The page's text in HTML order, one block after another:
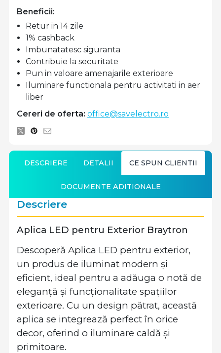
Beneficii:
Retur in 14 zile
1% cashback
Imbunatatesc siguranta
Contribuie la securitate
Pun in valoare amenajarile exterioare
Iluminare functionala pentru activitati in aer
liber
Cereri de oferta: office@savelectro.ro
DESCRIERE DETALII CE SPUN CLIENTII
DOCUMENTE ADITIONALE
Descriere
Aplica LED pentru Exterior Braytron
Descoperă Aplica LED pentru exterior,
un produs de iluminat modern și
eficient, ideal pentru a adăuga o notă de
eleganță și funcționalitate spațiilor
exterioare. Cu un design pătrat, această
aplica se integrează perfect în orice
decor, oferind o iluminare caldă și
primitoare.